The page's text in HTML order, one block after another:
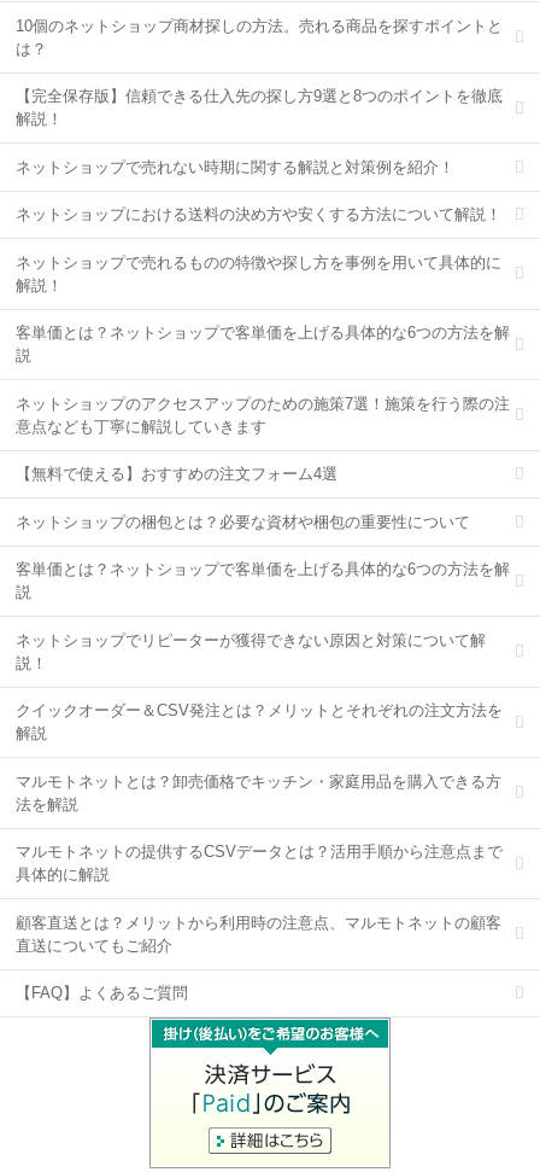
10個のネットショップ商材探しの方法。売れる商品を探すポイントと
は？
【完全保存版】信頼できる仕入先の探し方9選と8つのポイントを徹底
解説！
ネットショップで売れない時期に関する解説と対策例を紹介！
ネットショップにおける送料の決め方や安くする方法について解説！
ネットショップで売れるものの特徴や探し方を事例を用いて具体的に
解説！
客単価とは？ネットショップで客単価を上げる具体的な6つの方法を解
説
ネットショップのアクセスアップのための施策7選！施策を行う際の注
意点なども丁寧に解説していきます
【無料で使える】おすすめの注文フォーム4選
ネットショップの梱包とは？必要な資材や梱包の重要性について
客単価とは？ネットショップで客単価を上げる具体的な6つの方法を解
説
ネットショップでリピーターが獲得できない原因と対策について解
説！
クイックオーダー＆CSV発注とは？メリットとそれぞれの注文方法を
解説
マルモトネットとは？卸売価格でキッチン・家庭用品を購入できる方
法を解説
マルモトネットの提供するCSVデータとは？活用手順から注意点まで
具体的に解説
顧客直送とは？メリットから利用時の注意点、マルモトネットの顧客
直送についてもご紹介
【FAQ】よくあるご質問